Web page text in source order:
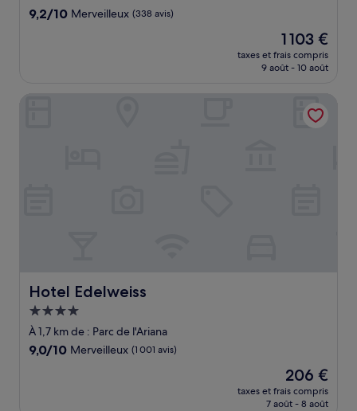
9.2
9,2/10 Merveilleux (338 avis)
Le
nouveau
prix
1 103 €
1 103 €
taxes et frais compris
9 août - 10 août
Hotel Edelweiss
Hotel Edelweiss
Hébergement
4.0 étoiles
À 1,7 km de : Parc de l'Ariana
9.0
9,0/10 Merveilleux (1 001 avis)
Le
nouveau
prix
206 €
taxes et frais compris
7 août - 8 août